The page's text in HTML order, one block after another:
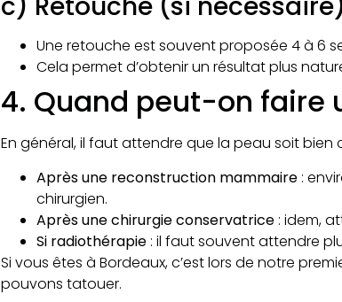
Une retouche est souvent proposée 4 à 6
Cela permet d’obtenir un résultat plus
4. Quand peut-on faire
En général, il faut attendre que la peau soit bien
Après une reconstruction mammaire :
chirurgien.
Après une chirurgie conservatrice : idem,
Si radiothérapie : il faut souvent attendre
Si vous êtes à Bordeaux, c’est lors de notre
pouvons tatouer.